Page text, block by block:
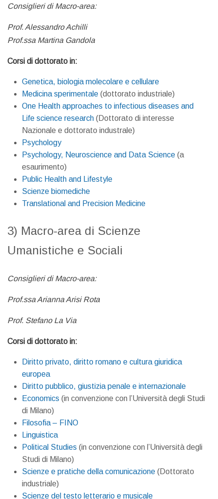
Consiglieri di Macro-area:
Prof. Alessandro Achilli
Prof.ssa Martina Gandola
Corsi di dottorato in:
Genetica, biologia molecolare e cellulare
Medicina sperimentale (dottorato industriale)
One Health approaches to infectious diseases and
Life science research (Dottorato di interesse
Nazionale e dottorato industrale)
Psychology
Psychology, Neuroscience and Data Science (a
esaurimento)
Public Health and Lifestyle
Scienze biomediche
Translational and Precision Medicine
3) Macro-area di Scienze
Umanistiche e Sociali
Consiglieri di Macro-area:
Prof.ssa Arianna Arisi Rota
Prof. Stefano La Via
Corsi di dottorato in:
Diritto privato, diritto romano e cultura giuridica
europea
Diritto pubblico, giustizia penale e internazionale
Economics (in convenzione con l’Università degli Studi
di Milano)
Filosofia – FINO
Linguistica
Political Studies (in convenzione con l’Università degli
Studi di Milano)
Scienze e pratiche della comunicazione (Dottorato
industriale)
Scienze del testo letterario e musicale